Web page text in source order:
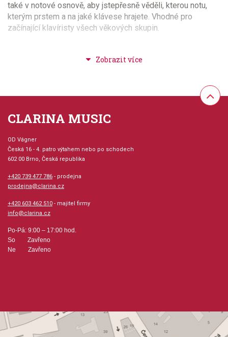
také v notové osnově, aby jstepřesně věděli, kterou notu,
kterým prstem a na jaké klávese hrajete. Vhodné pro
začínající klavíristy všech věkových skupin.
Provedení: sešit - měkká vazba
Velikost (rozměr): 23 x 30 cm
Počet skladeb: 15
Počet stran: 31
hudební úprava: zpěv / klavír
Výrobce: WISE PUBLICATIONS
CLARINA MUSIC
OD Vágner
Česká 16 - 4. patro výtahem nebo po schodech
602 00 Brno, Česká republika
+420 739 477 786 - prodejna
prodejna@clarina.cz
+420 603 462 510 - majitel firmy
info@clarina.cz
Po-Pá: 9:00 – 17:00 hod.
So Zavřeno
Ne Zavřeno